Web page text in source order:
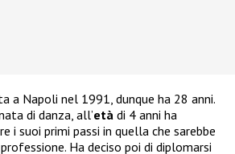
a Napoli nel 1991, dunque ha 28 anni.
di danza, all’età di 4 anni ha
i suoi primi passi in quella che sarebbe
Ha deciso poi di diplomarsi